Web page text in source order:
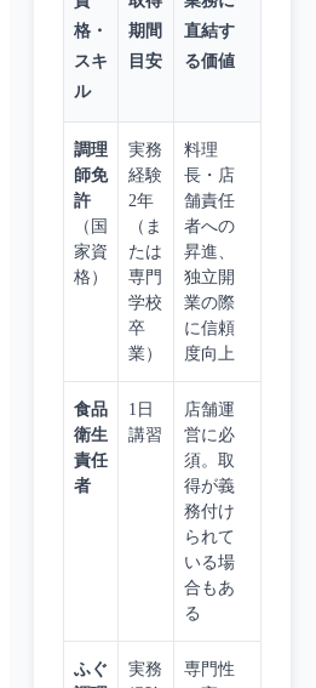
格・
スキ
ル
期間
目安
直結す
る価値
調理
師免
許
（国
家資
格）
実務
経験
2年
（ま
たは
専門
学校
卒
業）
料理
長・店
舗責任
者への
昇進、
独立開
業の際
に信頼
度向上
食品
衛生
責任
者
1日
講習
店舗運
営に必
須。取
得が義
務付け
られて
いる場
合もあ
る
ふぐ
実務
専門性